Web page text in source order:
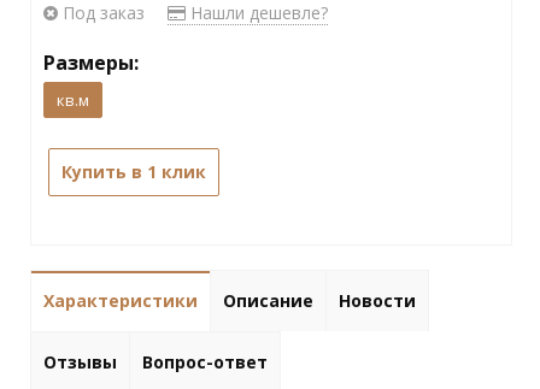
Под заказ Нашли дешевле?
Размеры:
кв.м
Купить в 1 клик
Характеристики Описание Новости
Отзывы Вопрос-ответ